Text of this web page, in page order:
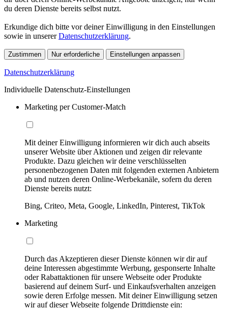
du deren Dienste bereits selbst nutzt.
Erkundige dich bitte vor deiner Einwilligung in den Einstellungen
sowie in unsererDatenschutzerklärung.
Zustimmen Nur erforderliche Einstellungen anpassen
Datenschutzerklärung
Individuelle Datenschutz-Einstellungen
Marketing per Customer-Match
Mit deiner Einwilligung informieren wir dich auch abseits
unserer Website über Aktionen und zeigen dir relevante
Produkte. Dazu gleichen wir deine verschlüsselten
personenbezogenen Daten mit folgenden externen Anbietern
ab und nutzen deren Online-Werbekanäle, sofern du deren
Dienste bereits nutzt:
Bing, Criteo, Meta, Google, LinkedIn, Pinterest, TikTok
Marketing
Durch das Akzeptieren dieser Dienste können wir dir auf
deine Interessen abgestimmte Werbung, gesponserte Inhalte
oder Rabattaktionen für unsere Webseite oder Produkte
basierend auf deinem Surf- und Einkaufsverhalten anzeigen
sowie deren Erfolge messen. Mit deiner Einwilligung setzen
wir auf dieser Webseite folgende Drittdienste ein: